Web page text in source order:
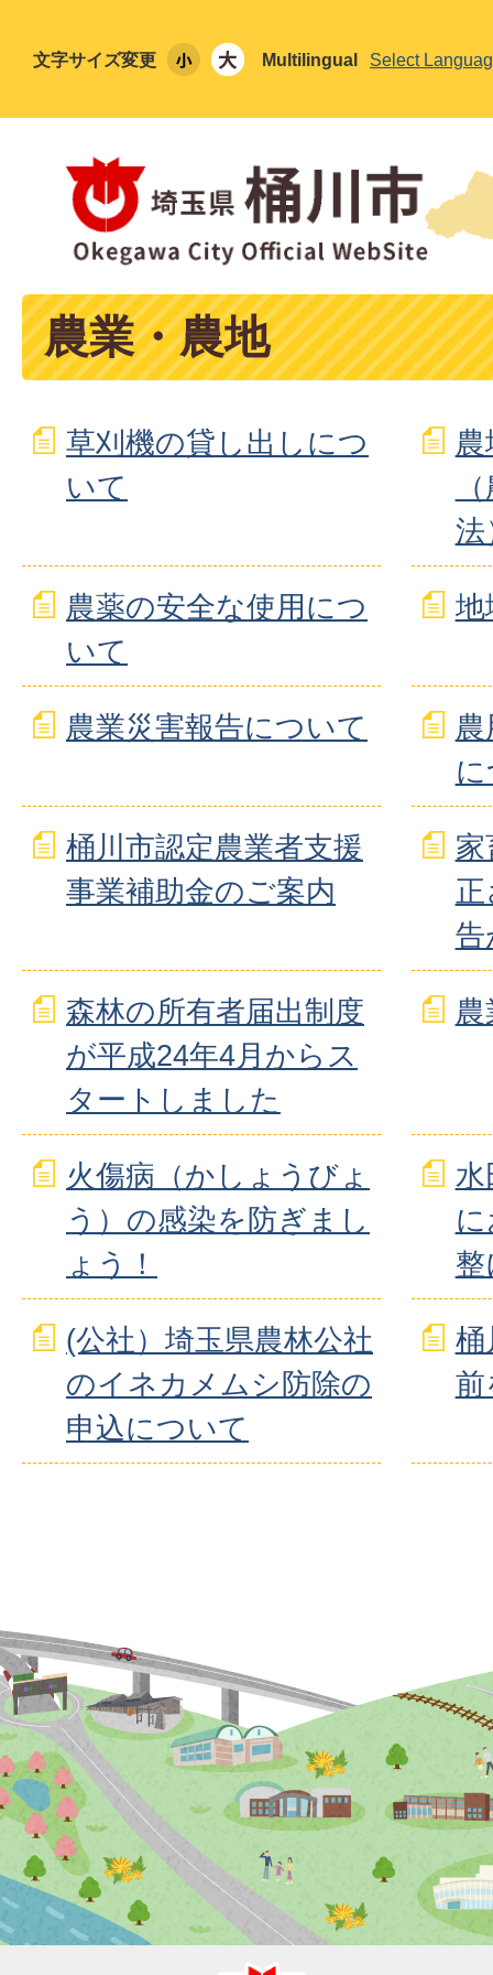
文字サイズ変更 Multilingual Select
農業・農地
草刈機の貸し出しにつ
いて
法
農薬の安全な使用につ
いて
地
農業災害報告について
桶川市認定農業者支援
事業補助金のご案内
家
告
森林の所有者届出制度
が平成24年4月からス
タートしました
火傷病（かしょうびょ
う）の感染を防ぎまし
ょう！
水
(公社）埼玉県農林公社
のイネカメムシ防除の
申込について
桶
前